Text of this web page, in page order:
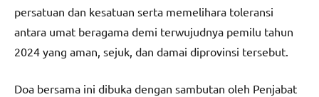
persatuan dan kesatuan serta memelihara toleransi
antara umat beragama demi terwujudnya pemilu tahun
2024 yang aman, sejuk, dan damai diprovinsi tersebut.
Doa bersama ini dibuka dengan sambutan oleh Penjabat